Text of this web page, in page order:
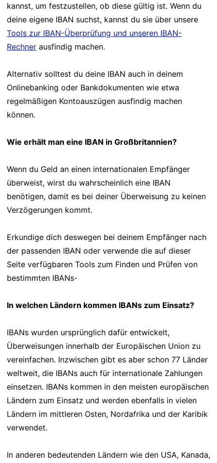
kannst, um festzustellen, ob diese gültig ist. Wenn du
deine eigene IBAN suchst, kannst du sie über unsere
Tools zur IBAN-Überprüfung und unseren IBAN-
Rechner ausfindig machen.
Alternativ solltest du deine IBAN auch in deinem
Onlinebanking oder Bankdokumenten wie etwa
regelmäßigen Kontoauszügen ausfindig machen
können.
Wie erhält man eine IBAN in Großbritannien?
Wenn du Geld an einen internationalen Empfänger
überweist, wirst du wahrscheinlich eine IBAN
benötigen, damit es bei deiner Überweisung zu keinen
Verzögerungen kommt.
Erkundige dich deswegen bei deinem Empfänger nach
der passenden IBAN oder verwende die auf dieser
Seite verfügbaren Tools zum Finden und Prüfen von
bestimmten IBANs-
In welchen Ländern kommen IBANs zum Einsatz?
IBANs wurden ursprünglich dafür entwickelt,
Überweisungen innerhalb der Europäischen Union zu
vereinfachen. Inzwischen gibt es aber schon 77 Länder
weltweit, die IBANs auch für internationale Zahlungen
einsetzen. IBANs kommen in den meisten europäischen
Ländern zum Einsatz und werden ebenfalls in vielen
Ländern im mittleren Osten, Nordafrika und der Karibik
verwendet.
In anderen bedeutenden Ländern wie den USA, Kanada,